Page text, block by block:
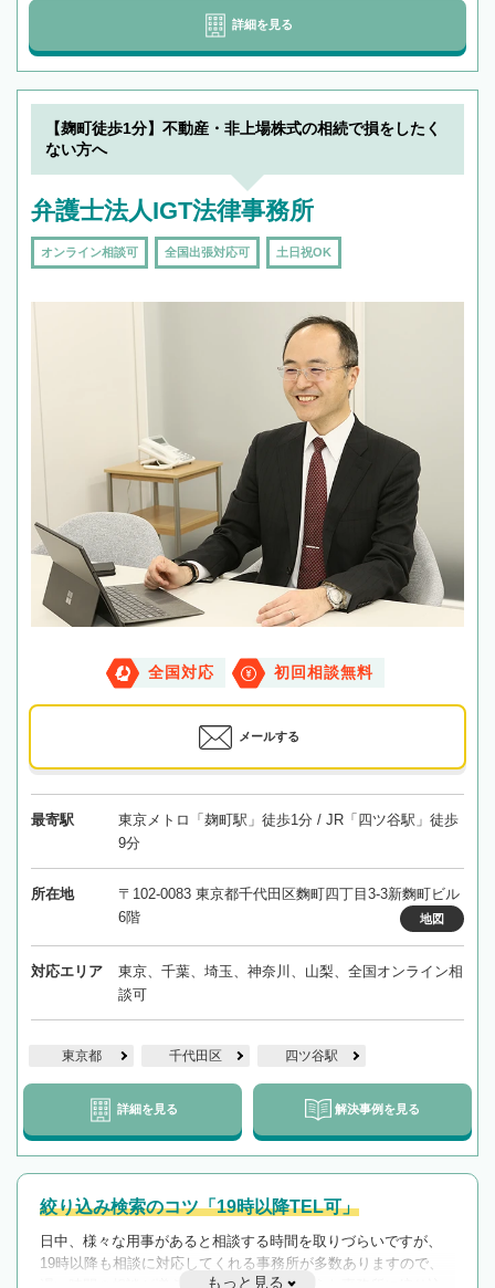
詳細を見る
【麹町徒歩1分】不動産・非上場株式の相続で損をしたく
ない方へ
弁護士法人IGT法律事務所
オンライン相談可 全国出張対応可 土日祝OK
全国対応 初回相談無料
メールする
最寄駅
東京メトロ「麹町駅」徒歩1分 / JR「四ツ谷駅」徒歩
9分
所在地
〒102-0083 東京都千代田区麴町四丁目3-3新麴町ビル
6階
地図
対応エリア
東京、千葉、埼玉、神奈川、山梨、全国オンライン相
談可
東京都 千代田区 四ツ谷駅
詳細を見る 解決事例を見る
絞り込み検索のコツ「19時以降TEL可」
日中、様々な用事があると相談する時間を取りづらいですが、
19時以降も相談に対応してくれる事務所が多数ありますので、
もっと見る